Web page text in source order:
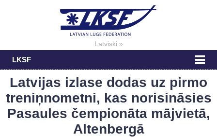
Latviski »
LKSF
Latvijas izlase dodas uz pirmo
treniņnometni, kas norisināsies
Pasaules čempionāta mājvietā,
Altenbergā